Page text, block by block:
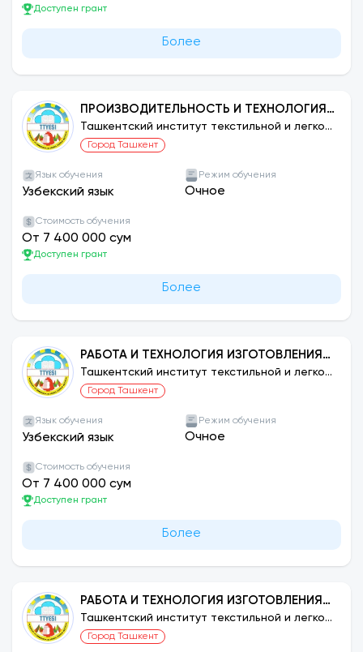
Доступен грант
Более
ПРОИЗВОДИТЕЛЬНОСТЬ И ТЕХНОЛОГИЯ
ИЗГОТОВЛЕНИЯ ИЗДЕЛИЙ ЛЕГКОЙ
ПРОМЫШЛЕННОСТИ: ТЕХНОЛОГИЯ
Ташкентский институт текстильной и легкой
промышленности
Город Ташкент
Язык обучения
Узбекский язык
Режим обучения
Очное
Стоимость обучения
От 7 400 000 сум
Доступен грант
Более
РАБОТА И ТЕХНОЛОГИЯ ИЗГОТОВЛЕНИЯ
ИЗДЕЛИЙ ЛЕГКОЙ ПРОМЫШЛЕННОСТИ:
ПРОИЗВОДСТВО ОДЕЖДЫ ПО
Ташкентский институт текстильной и легкой
промышленности
Город Ташкент
Язык обучения
Узбекский язык
Режим обучения
Очное
Стоимость обучения
От 7 400 000 сум
Доступен грант
Более
РАБОТА И ТЕХНОЛОГИЯ ИЗГОТОВЛЕНИЯ
ИЗДЕЛИЙ ЛЕГКОЙ ПРОМЫШЛЕННОСТИ:
ТЕХНОЛОГИЯ ПОШИВА ИЗДЕЛИЙ.
Ташкентский институт текстильной и легкой
промышленности
Город Ташкент